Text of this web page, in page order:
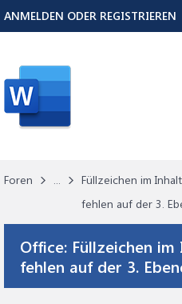
Foren ...
Füllzeichen im
fehlen auf der 3.
Office: Füllzeichen
fehlen auf der 3.
ANMELDEN ODER REGISTRIEREN